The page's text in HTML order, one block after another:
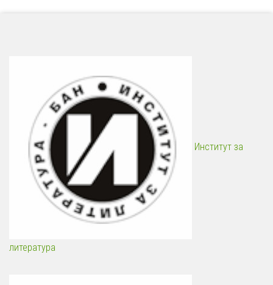
Институт за
литература